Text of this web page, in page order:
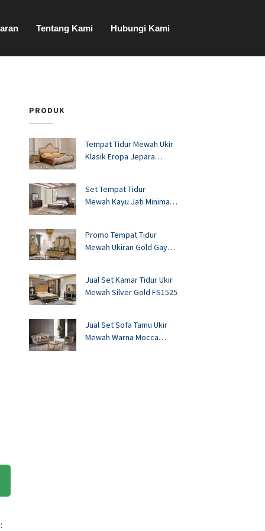
Tentang Kami Hubungi Kami
PRODUK
Tempat Tidur Mewah Ukir
Klasik Eropa Jepara
Set Tempat Tidur
Mewah Kayu Jati Minimalis
Promo Tempat Tidur
Mewah Ukiran Gold Gaya
Jual Set Kamar Tidur Ukir
Mewah Silver Gold FS1525
Jual Set Sofa Tamu Ukir
Mewah Warna Mocca